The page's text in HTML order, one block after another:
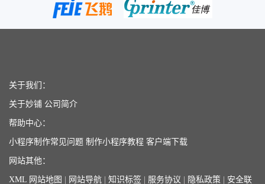
关于我们：
关于妙铺 公司简介
帮助中心：
小程序制作常见问题 制作小程序教程 客户端下载
网站其他：
XML 网站地图 网站导航 知识标签 服务协议 隐私政策 安全联